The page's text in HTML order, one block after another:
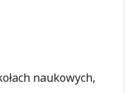
naukowych,